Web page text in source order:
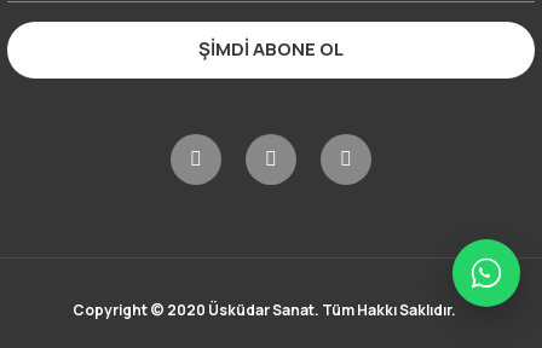
ŞİMDİ ABONE OL
Copyright © 2020 Üsküdar Sanat. Tüm Hakkı Saklıdır.